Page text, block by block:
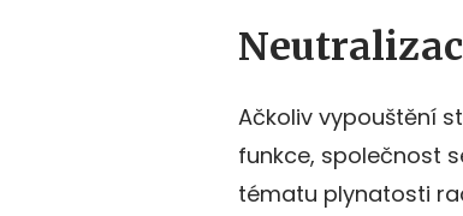
Ačkoliv vypouštění
funkce, společnost
tématu plynatosti